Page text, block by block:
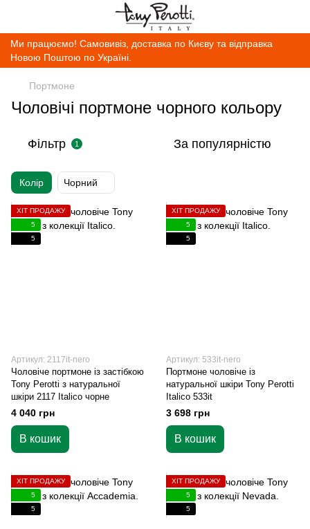
Ми працюємо! Самовивіз, доставка по Києву та відправка
Новою Поштою по Україні.
Портмоне
Чоловічі портмоне чорного кольору
Фільтр 1 За популярністю
Колір Чорний
ХІТ ПРОДАЖУ
5
5
Артикул: 2117it-nero
Чоловіче портмоне із застібкою
Tony Perotti з натуральної
шкіри 2117 Italico чорне
4 040 грн
В кошик
ХІТ ПРОДАЖУ
5
5
Артикул: 533it-nero
Портмоне чоловіче із
натуральної шкіри Tony Perotti
Italico 533it
3 698 грн
В кошик
ХІТ ПРОДАЖУ
5
5
ХІТ ПРОДАЖУ
5
5